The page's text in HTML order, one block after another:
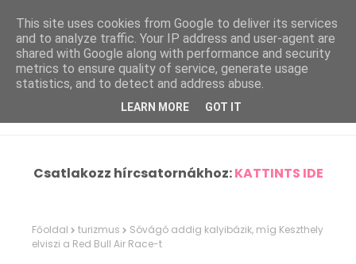
Csatlakozz hírcsatornákhoz:KATTINTS IDE
Főoldal turizmus
Sóvágó addig kalyibázik, míg Keszthely
elviszi a Red Bull Air Race-t
This site uses cookies from Google to deliver its services
and to analyze traffic. Your IP address and user-agent are
shared with Google along with performance and security
metrics to ensure quality of service, generate usage
statistics, and to detect and address abuse.
LEARN MORE GOT IT